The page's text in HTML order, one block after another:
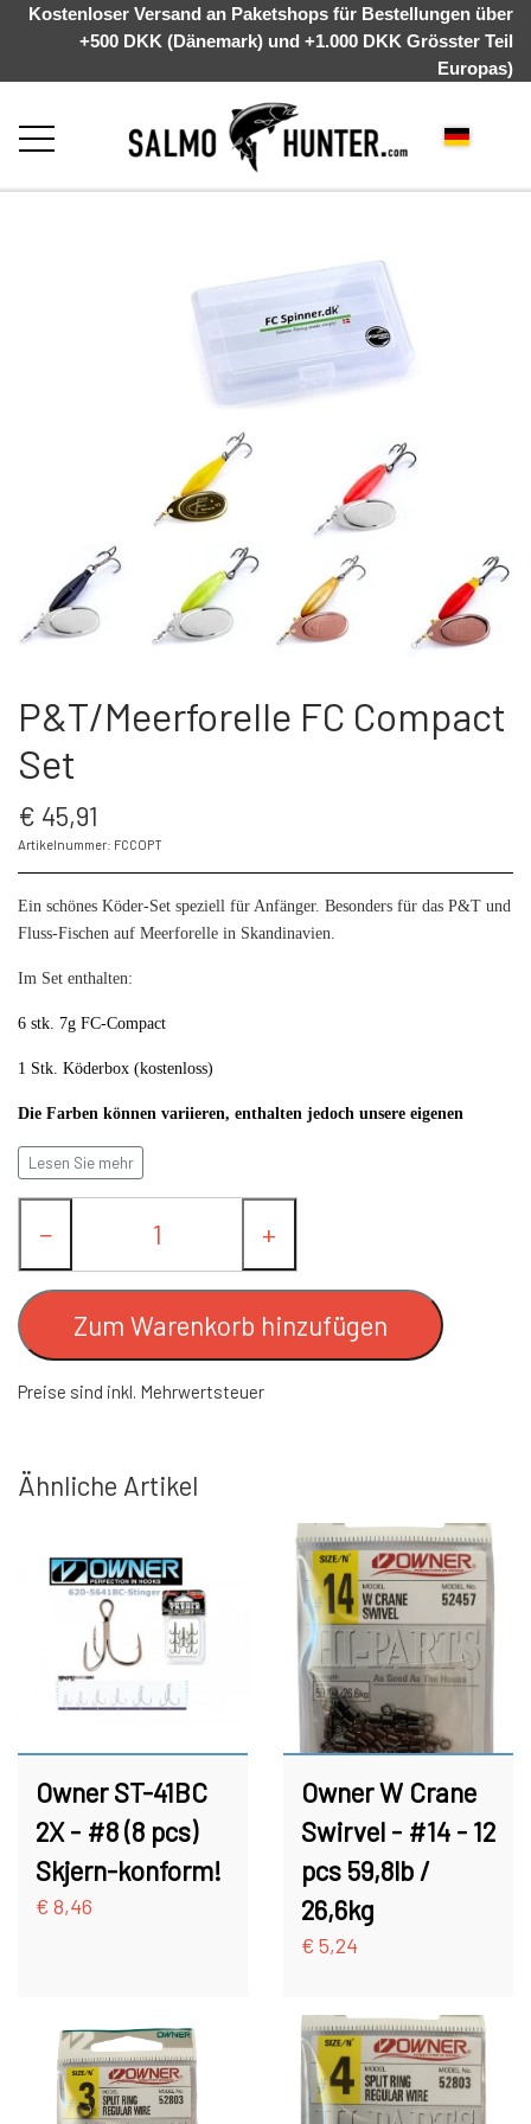
Kostenloser Versand an Paketshops für Bestellungen über
+500 DKK (Dänemark) und +1.000 DKK Grösster Teil
Europas)
STARTSEITE
ÜBER UNS
WEBSHOP
KYSTGREJ
60 LURES
WESTIN GENNEMLØBERE
KROGE
LONGSHOT KENT ANDERSEN DESIGN
19 G
PUT & TAKE GREJ
ANGELROLLE
BRILLEN
FC UPSTREAM STANDARD
FC DOWNSTREAM STANDARD
FC BULLET STANDARD
FC UPSTREAM SKJERN SPEZIAL (#8
FC DOWNSTREAM SKJERN SPEZIAL
(#8 HAKEN)
FC BULLET SKJERN SPEZIAL (#8
HAKEN)
FC PIKE
FC SPINNER KOLLEKTIONE
FC SPINNERE WESTIN
FC WESTIN UPSTREAM SPINNERE
BLINKER
ANGELTASCHEN & BEKLEIDUNG
LACHS/MEHRFORELLE ANGELSETS
LEINEN
HAKEN
ZUBEHÖR
GUTSCHEIN
SPINNER SERVICE
TILBEHØR TIL SPINNERE
ÜBER FC SPINNER
KONTAKT
ARTIKEL UND VIDEO
P&T/Meerforelle FC Compact
Set
€ 45,91
Artikelnummer: FCCOPT
Ein schönes Köder-Set speziell für Anfänger. Besonders für das P&T und
Fluss-Fischen auf Meerforelle in Skandinavien.
Im Set enthalten:
6 stk. 7g FC-Compact
1 Stk. Köderbox (kostenloss)
Die Farben können variieren, enthalten jedoch unsere eigenen
Lesen Sie mehr
− +
Zum Warenkorb hinzufügen
Preise sind inkl. Mehrwertsteuer
Ähnliche Artikel
Owner ST-41BC
2X - #8 (8 pcs)
Skjern-konform!
€ 8,46
Owner W Crane
Swirvel - #14 - 12
pcs 59,8lb /
26,6kg
€ 5,24